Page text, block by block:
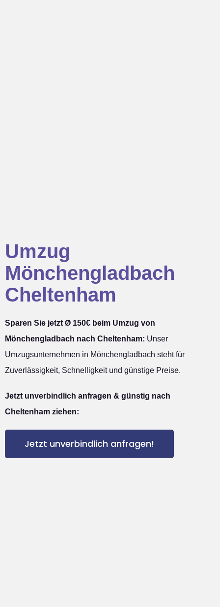
Umzug
Mönchengladbach
Cheltenham
Sparen Sie jetzt Ø 150€ beim Umzug von
Mönchengladbach nach Cheltenham: Unser
Umzugsunternehmen in Mönchengladbach steht für
Zuverlässigkeit, Schnelligkeit und günstige Preise.
Jetzt unverbindlich anfragen & günstig nach
Cheltenham ziehen:
Jetzt unverbindlich anfragen!